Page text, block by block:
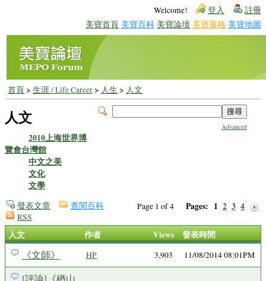
Welcome! 登入 註冊
美寶首頁 美寶百科 美寶論壇 美寶落格 美寶地圖
首頁> 生涯 / Life Career> 人生 > 人文
Advanced
人文
2010上海世界博
覽會台灣館
中文之美
文化
文學
Page 1 of 4 Pages: 1 2 3 4
發表文章
查閱百科
RSS
人文 作者 Views 發表時間
《文師》 HP 3,903 11/08/2014 08:01PM
[評論]《楢山